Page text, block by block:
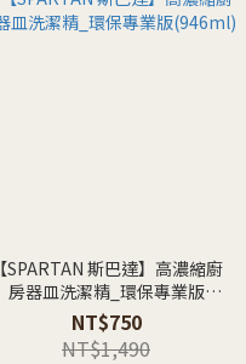
【SPARTAN 斯巴達】高濃縮廚
房器皿洗潔精_環保專業版
(946ml)
NT$750
NT$1,490